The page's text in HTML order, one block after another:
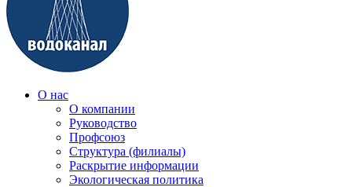
О нас
О компании
Руководство
Профсоюз
Структура (филиалы)
Раскрытие информации
Экологическая политика